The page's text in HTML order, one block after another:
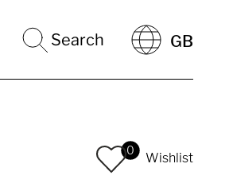
Search GB
0
Wishlist